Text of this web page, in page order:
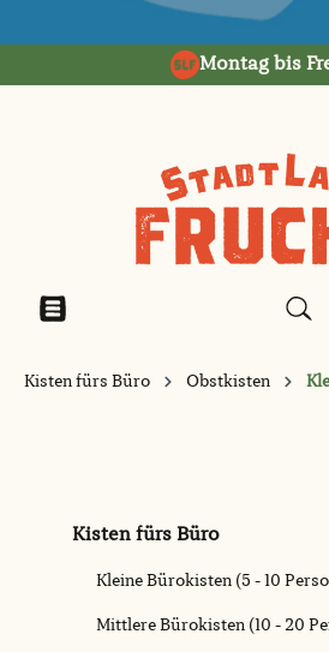
Montag bis
Kisten fürs Büro Obstkisten
Kisten fürs Büro
Kleine Bürokisten (5 - 10
Mittlere Bürokisten (10 - 20